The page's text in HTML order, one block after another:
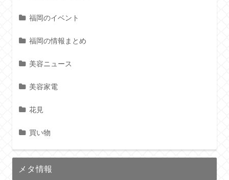
福岡のイベント
福岡の情報まとめ
美容ニュース
美容家電
花見
買い物
メタ情報